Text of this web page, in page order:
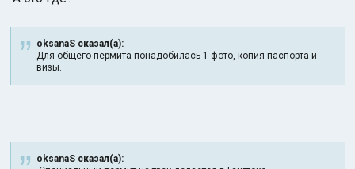
oksanaS сказал(а):
Для общего пермита понадобилась 1 фото, копия паспорта и
визы.
oksanaS сказал(а):